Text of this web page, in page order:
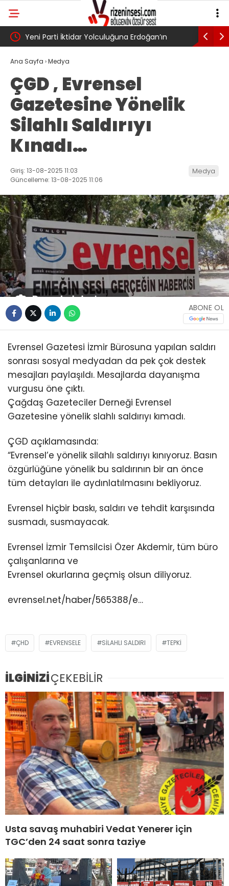
Yeni Parti İktidar Yolculuğuna Erdoğan’ın
Memleketi Rize’den Başladı
Genel
Ana Sayfa ›Medya
ÇGD , Evrensel
Gazetesine Yönelik
Silahlı Saldırıyı
Kınadı…
Giriş: 13-08-2025 11:03
Güncelleme: 13-08-2025 11:06
Medya
ABONE OL
Evrensel Gazetesi İzmir Bürosuna yapılan saldırı
sonrası sosyal medyadan da pek çok destek
mesajları paylaşıldı. Mesajlarda dayanışma
vurgusu öne çıktı.
Çağdaş Gazeteciler Derneği Evrensel
Gazetesine yönelik slahlı saldırıyı kımadı.
ÇGD açıklamasında:
“Evrensel’e yönelik silahlı saldırıyı kınıyoruz. Basın
özgürlüğüne yönelik bu saldırının bir an önce
tüm detayları ile aydınlatılmasını bekliyoruz.
Evrensel hiçbir baskı, saldırı ve tehdit karşısında
susmadı, susmayacak.
Evrensel İzmir Temsilcisi Özer Akdemir, tüm büro
çalışanlarına ve
Evrensel okurlarına geçmiş olsun diliyoruz.
evrensel.net/haber/565388/e…
ÇHD EVRENSELE SILAHLI SALDIRI TEPKİ
İLGİNİZİÇEKEBİLİR
Usta savaş muhabiri Vedat Yenerer için
TGC’den 24 saat sonra taziye